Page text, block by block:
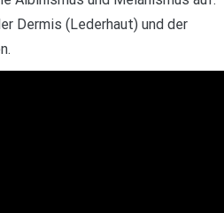
Dermis (Lederhaut) und der